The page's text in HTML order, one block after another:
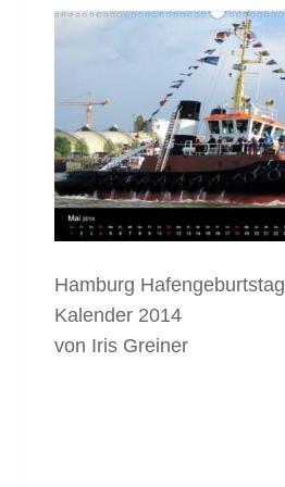
Hamburg Hafengeburtstag
Kalender 2014
von Iris Greiner